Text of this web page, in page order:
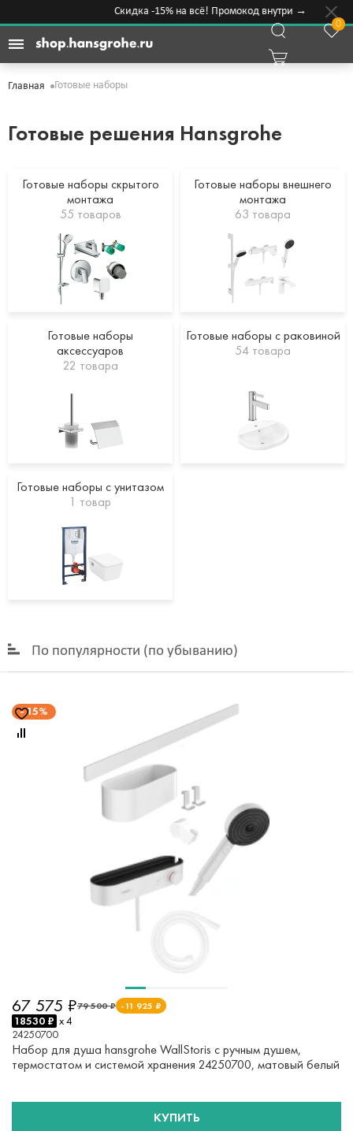
Скидка -15% на всё! Промокод внутри →
0
Главная Готовые наборы
Готовые решения Hansgrohe
Готовые наборы скрытого
монтажа
55 товаров
Готовые наборы внешнего
монтажа
63 товара
Готовые наборы
аксессуаров
22 товара
Готовые наборы с раковиной
54 товара
Готовые наборы с унитазом
1 товар
По популярности (по убыванию)
15%
79 500 ₽ -11 925 ₽
67 575 ₽
18530 ₽ x 4
24250700
Набор для душа hansgrohe WallStoris с ручным душем,
термостатом и системой хранения 24250700, матовый белый
КУПИТЬ